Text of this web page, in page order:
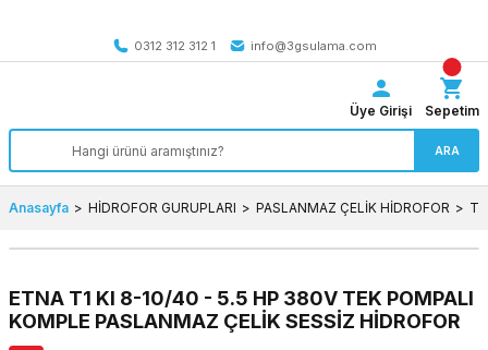
0312 312 312 1
info@3gsulama.com
ARA
Üye Girişi Sepetim
Anasayfa HİDROFOR GURUPLARI PASLANMAZ ÇELİK HİDROFOR
ETNA T1 KI 8-10/40 - 5.5 HP 380V TEK POMPALI
KOMPLE PASLANMAZ ÇELİK SESSİZ HİDROFOR